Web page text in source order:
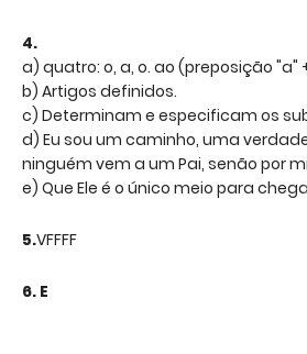
4.
a) quatro: o, a, o. ao (preposição "a"
b) Artigos definidos.
c) Determinam e especificam os
d) Eu sou um caminho, uma
ninguém vem a um Pai, senão por
e) Que Ele é o único meio para
5.VFFFF
6. E